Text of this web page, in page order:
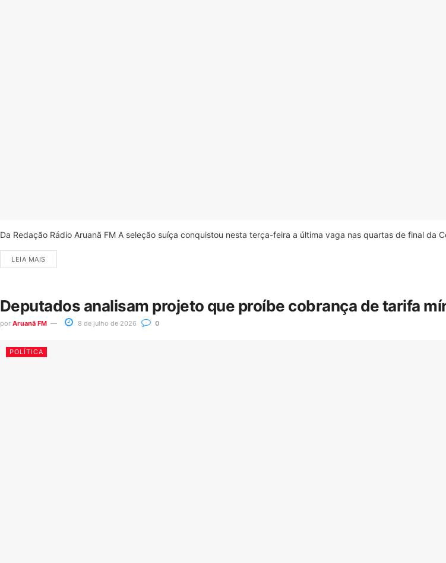
Da Redação Rádio Aruanã FM A seleção suíça conquistou nesta terça-feira a última vaga nas quartas de final da
LEIA MAIS
Deputados analisam projeto que proíbe cobrança de tarifa
por Aruanã FM 8 de julho de 2026 0
POLÍTICA